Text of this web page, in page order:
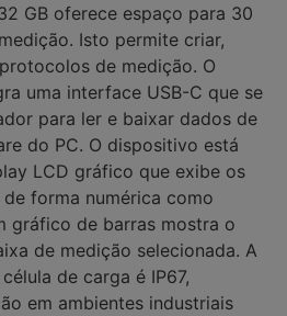
GB oferece espaço para 30
Isto permite criar,
de medição. O
uma interface USB-C que se
para ler e baixar dados de
do PC. O dispositivo está
LCD gráfico que exibe os
forma numérica como
gráfico de barras mostra o
de medição selecionada. A
de carga é IP67,
em ambientes industriais